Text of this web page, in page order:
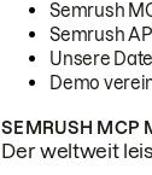
Semrush
Semrush API
Unsere
Demo
SEMRUSH MCP
Der weltweit